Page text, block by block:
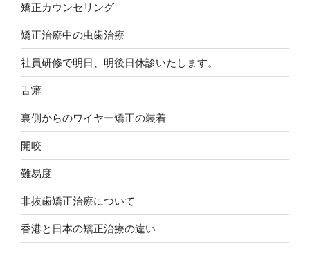
矯正カウンセリング
矯正治療中の虫歯治療
社員研修で明日、明後日休診いたします。
舌癖
裏側からのワイヤー矯正の装着
開咬
難易度
非抜歯矯正治療について
香港と日本の矯正治療の違い